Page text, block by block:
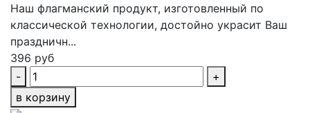
Наш флагманский продукт, изготовленный по
классической технологии, достойно украсит Ваш
праздничн...
396 руб
-
+
в корзину